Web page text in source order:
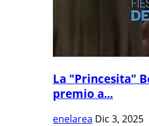
La "Princesita"
premio a...
enelarea Dic 3, 2025